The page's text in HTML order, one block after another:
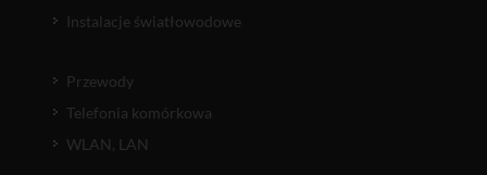
Instalacje światłowodowe
Przewody
Telefonia komórkowa
WLAN, LAN